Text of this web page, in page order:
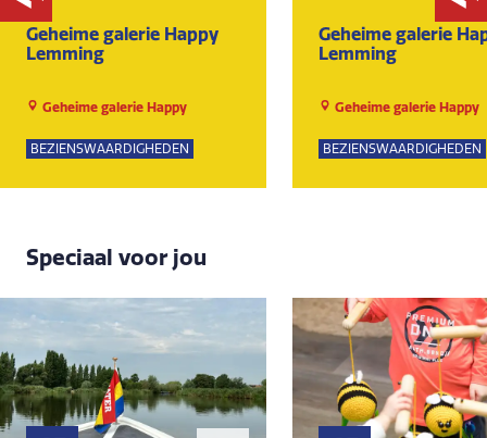
Geheime galerie Happy
Lemming
Geheime galerie Happy
BEZIENSWAARDIGHEDEN
Geheime galerie
Lemming
Geheime galerie Happy
BEZIENSWAARDIGHEDEN
Speciaal voor jou